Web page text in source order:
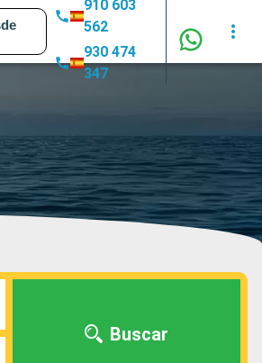
910 603
562
930 474
347
Buscar